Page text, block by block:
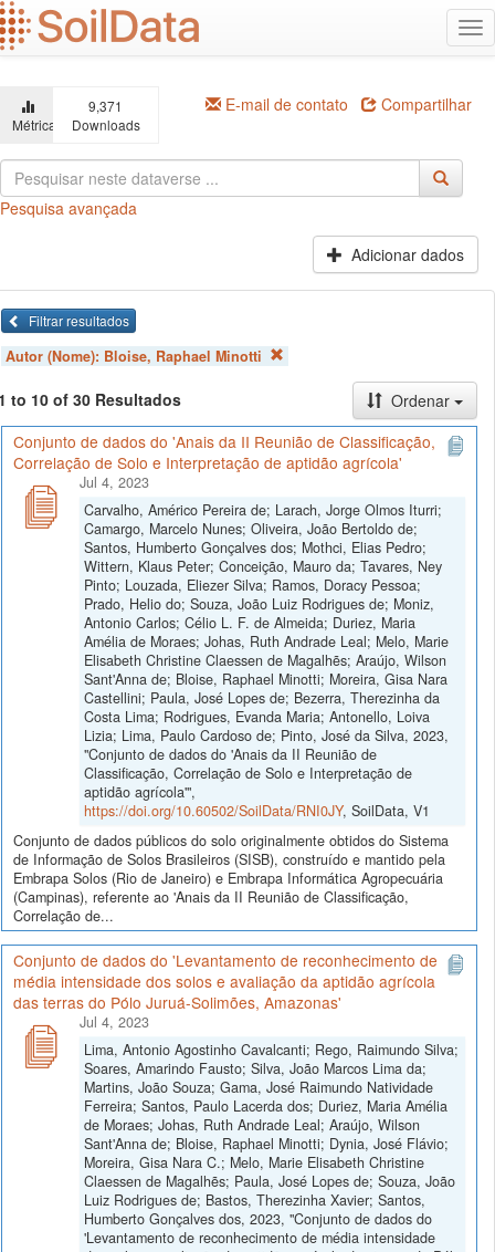
Ir
para
o
principal
Métricas
9,371
Downloads
E-mail de contato Compartilhar
Pesquisa avançada
Adicionar dados
Filtrar resultados
Autor (Nome): Bloise, Raphael Minotti
to 10 of 30 Resultados
Ordenar
Conjunto de dados do 'Anais da II Reunião de Classificação,
Correlação de Solo e Interpretação de aptidão agrícola'
Jul 4, 2023
Carvalho, Américo Pereira de; Larach, Jorge Olmos Iturri;
Camargo, Marcelo Nunes; Oliveira, João Bertoldo de;
Santos, Humberto Gonçalves dos; Mothci, Elias Pedro;
Wittern, Klaus Peter; Conceição, Mauro da; Tavares, Ney
Pinto; Louzada, Eliezer Silva; Ramos, Doracy Pessoa;
Prado, Helio do; Souza, João Luiz Rodrigues de; Moniz,
Antonio Carlos; Célio L. F. de Almeida; Duriez, Maria
Amélia de Moraes; Johas, Ruth Andrade Leal; Melo, Marie
Elisabeth Christine Claessen de Magalhẽs; Araújo, Wilson
Sant'Anna de; Bloise, Raphael Minotti; Moreira, Gisa Nara
Castellini; Paula, José Lopes de; Bezerra, Therezinha da
Costa Lima; Rodrigues, Evanda Maria; Antonello, Loiva
Lizia; Lima, Paulo Cardoso de; Pinto, José da Silva, 2023,
"Conjunto de dados do 'Anais da II Reunião de
Classificação, Correlação de Solo e Interpretação de
aptidão agrícola'",
https://doi.org/10.60502/SoilData/RNI0JY, SoilData, V1
Conjunto de dados públicos do solo originalmente obtidos do Sistema
de Informação de Solos Brasileiros (SISB), construído e mantido pela
Embrapa Solos (Rio de Janeiro) e Embrapa Informática Agropecuária
(Campinas), referente ao 'Anais da II Reunião de Classificação,
Correlação de...
Conjunto de dados do 'Levantamento de reconhecimento de
média intensidade dos solos e avaliação da aptidão agrícola
das terras do Pólo Juruá-Solimões, Amazonas'
Jul 4, 2023
Lima, Antonio Agostinho Cavalcanti; Rego, Raimundo Silva;
Soares, Amarindo Fausto; Silva, João Marcos Lima da;
Martins, João Souza; Gama, José Raimundo Natividade
Ferreira; Santos, Paulo Lacerda dos; Duriez, Maria Amélia
de Moraes; Johas, Ruth Andrade Leal; Araújo, Wilson
Sant'Anna de; Bloise, Raphael Minotti; Dynia, José Flávio;
Moreira, Gisa Nara C.; Melo, Marie Elisabeth Christine
Claessen de Magalhẽs; Paula, José Lopes de; Souza, João
Luiz Rodrigues de; Bastos, Therezinha Xavier; Santos,
Humberto Gonçalves dos, 2023, "Conjunto de dados do
'Levantamento de reconhecimento de média intensidade